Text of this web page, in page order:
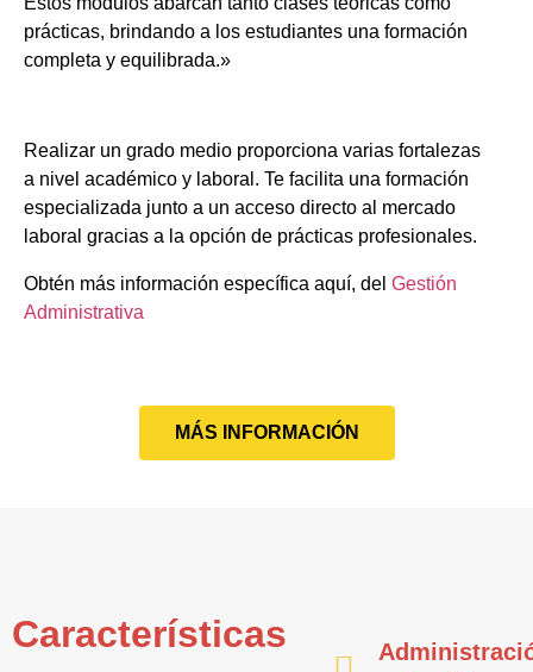
prácticas, brindando a los estudiantes una formación
completa y equilibrada.»
Realizar un grado medio proporciona varias fortalezas
a nivel académico y laboral. Te facilita una formación
especializada junto a un acceso directo al mercado
laboral gracias a la opción de prácticas profesionales.
Obtén más información específica aquí, del Gestión
Administrativa
MÁS INFORMACIÓN
Características